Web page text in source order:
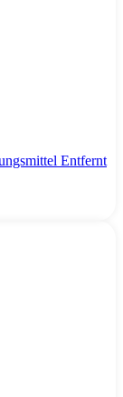
Entfernt